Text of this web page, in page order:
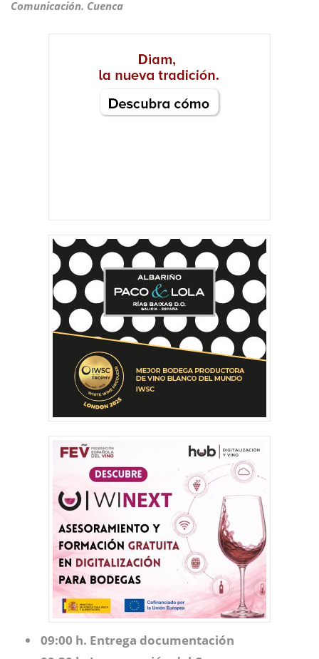
Comunicación. Cuenca
09:00 h. Entrega documentación